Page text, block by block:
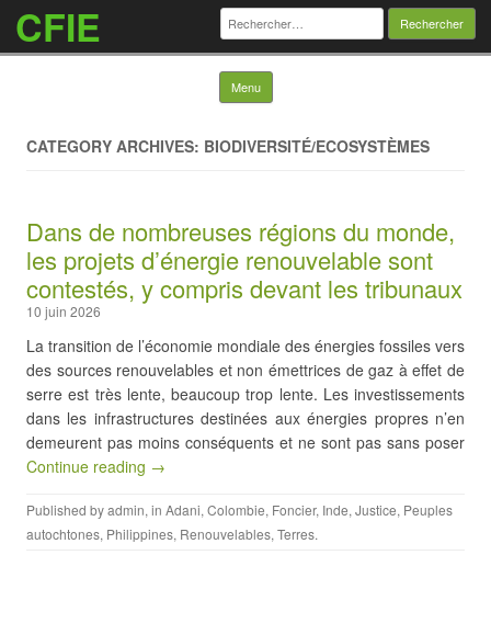
CFIE Rechercher :
Menu Skip to content
CATEGORY ARCHIVES: BIODIVERSITÉ/ECOSYSTÈMES
Dans de nombreuses régions du monde,
les projets d’énergie renouvelable sont
contestés, y compris devant les tribunaux
10 juin 2026
La transition de l’économie mondiale des énergies fossiles vers
des sources renouvelables et non émettrices de gaz à effet de
serre est très lente, beaucoup trop lente. Les investissements
dans les infrastructures destinées aux énergies propres n’en
demeurent pas moins conséquents et ne sont pas sans poser
Continue reading →
Published byadmin, in Adani, Colombie, Foncier, Inde, Justice, Peuples
autochtones, Philippines, Renouvelables, Terres.